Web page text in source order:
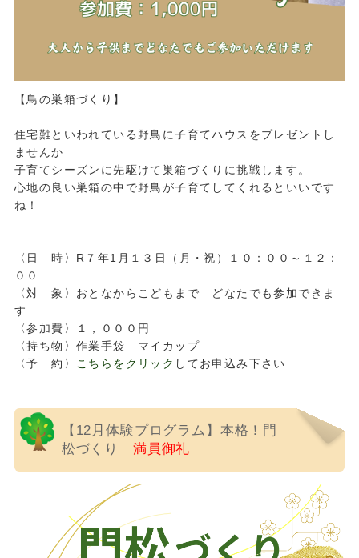
【鳥の巣箱づくり】
住宅難といわれている野鳥に子育てハウスをプレゼントし
ませんか
子育てシーズンに先駆けて巣箱づくりに挑戦します。
心地の良い巣箱の中で野鳥が子育てしてくれるといいです
ね！
〈日 時〉R７年1月１３日（月・祝）１０：００～１２：
００
〈対 象〉おとなからこどもまで どなたでも参加できま
す
〈参加費〉１，０００円
〈持ち物〉作業手袋 マイカップ
〈予 約〉
こちらをクリック してお申込み下さい
【12月体験プログラム】本格！門
松づくり 満員御礼